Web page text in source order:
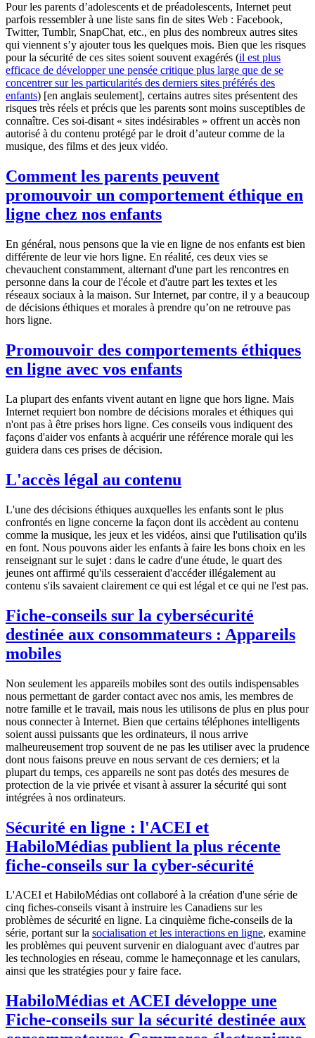
Pour les parents d’adolescents et de préadolescents, Internet peut
parfois ressembler à une liste sans fin de sites Web : Facebook,
Twitter, Tumblr, SnapChat, etc., en plus des nombreux autres sites
qui viennent s’y ajouter tous les quelques mois. Bien que les risques
pour la sécurité de ces sites soient souvent exagérés (il est plus
efficace de développer une pensée critique plus large que de se
concentrer sur les particularités des derniers sites préférés des
enfants) [en anglais seulement], certains autres sites présentent des
risques très réels et précis que les parents sont moins susceptibles de
connaître. Ces soi‑disant « sites indésirables » offrent un accès non
autorisé à du contenu protégé par le droit d’auteur comme de la
musique, des films et des jeux vidéo.
Comment les parents peuvent
promouvoir un comportement éthique en
ligne chez nos enfants
En général, nous pensons que la vie en ligne de nos enfants est bien
différente de leur vie hors ligne. En réalité, ces deux vies se
chevauchent constamment, alternant d'une part les rencontres en
personne dans la cour de l'école et d'autre part les textes et les
réseaux sociaux à la maison. Sur Internet, par contre, il y a beaucoup
de décisions éthiques et morales à prendre qu’on ne retrouve pas
hors ligne.
Promouvoir des comportements éthiques
en ligne avec vos enfants
La plupart des enfants vivent autant en ligne que hors ligne. Mais
Internet requiert bon nombre de décisions morales et éthiques qui
n'ont pas à être prises hors ligne. Ces conseils vous indiquent des
façons d'aider vos enfants à acquérir une référence morale qui les
guidera dans ces prises de décision.
L'accès légal au contenu
L'une des décisions éthiques auxquelles les enfants sont le plus
confrontés en ligne concerne la façon dont ils accèdent au contenu
comme la musique, les jeux et les vidéos, ainsi que l'utilisation qu'ils
en font. Nous pouvons aider les enfants à faire les bons choix en les
renseignant sur le sujet : dans le cadre d'une étude, le quart des
jeunes ont affirmé qu'ils cesseraient d'accéder illégalement au
contenu s'ils savaient clairement ce qui est légal et ce qui ne l'est pas.
Fiche-conseils sur la cybersécurité
destinée aux consommateurs : Appareils
mobiles
Non seulement les appareils mobiles sont des outils indispensables
nous permettant de garder contact avec nos amis, les membres de
notre famille et le travail, mais nous les utilisons de plus en plus pour
nous connecter à Internet. Bien que certains téléphones intelligents
soient aussi puissants que les ordinateurs, il nous arrive
malheureusement trop souvent de ne pas les utiliser avec la prudence
dont nous faisons preuve en nous servant de ces derniers; et la
plupart du temps, ces appareils ne sont pas dotés des mesures de
protection de la vie privée et visant à assurer la sécurité qui sont
intégrées à nos ordinateurs.
Sécurité en ligne : l'ACEI et
HabiloMédias publient la plus récente
fiche-conseils sur la cyber-sécurité
L'ACEI et HabiloMédias ont collaboré à la création d'une série de
cinq fiches-conseils visant à instruire les Canadiens sur les
problèmes de sécurité en ligne. La cinquième fiche-conseils de la
série, portant sur la socialisation et les interactions en ligne, examine
les problèmes qui peuvent survenir en dialoguant avec d'autres par
les technologies en réseau, comme le hameçonnage et les canulars,
ainsi que les stratégies pour y faire face.
HabiloMédias et ACEI développe une
Fiche-conseils sur la sécurité destinée aux